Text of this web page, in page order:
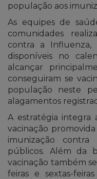
população aos
As equipes de
comunidades
contra a Influenza,
disponíveis no
alcançar
conseguiram se
população neste
alagamentos
A estratégia integra
vacinação
imunização
públicos. Além da
vacinação também
feiras e sextas-